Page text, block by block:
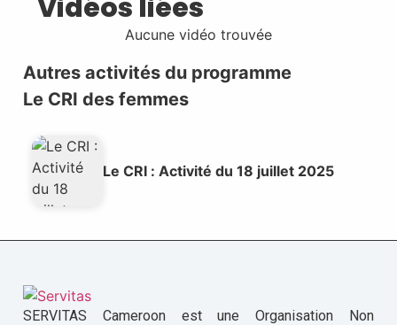
Vidéos liées
Aucune vidéo trouvée
Autres activités du programme
Le CRI des femmes
Le CRI : Activité du 18 juillet 2025
SERVITAS Cameroon est une Organisation Non